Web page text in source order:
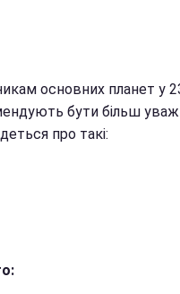
основних планет у
бути більш
про такі: